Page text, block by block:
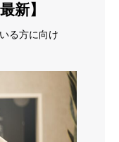
新】
る方に向け